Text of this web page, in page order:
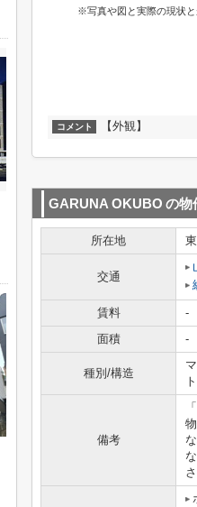
※写真や図と実際の現状
コメント 【外観】
GARUNA OKUBO の物
所在地
交通
賃料 -
面積
-
種別/構造
ト
備考